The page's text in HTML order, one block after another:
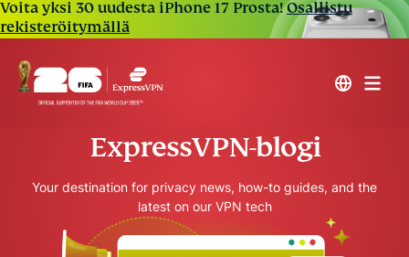
Voita yksi 30 uudesta iPhone 17 Prosta!Osallistu
rekisteröitymällä
ExpressVPN-blogi
Your destination for privacy news, how-to guides, and the
latest on our VPN tech